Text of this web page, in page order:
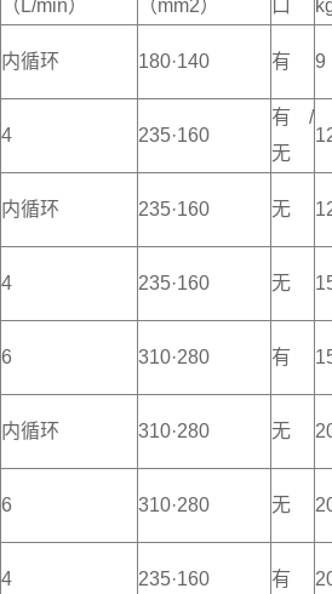
（L/min）
（mm2）
口
内循环 180·140 有 9
4 235·160
有/
无
内循环 235·160 无
4 235·160 无
6 310·280 有
内循环 310·280 无
6 310·280 无
4 235·160 有